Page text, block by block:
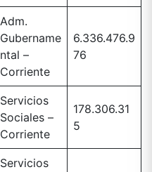
Adm.
Gubername
ntal –
Corriente
6.336.476.9
76
Servicios
Sociales –
Corriente
178.306.31
5
Servicios